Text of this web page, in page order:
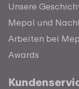
Unsere
Mepal und
Arbeiten bei
Awards